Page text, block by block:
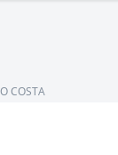
COSTA